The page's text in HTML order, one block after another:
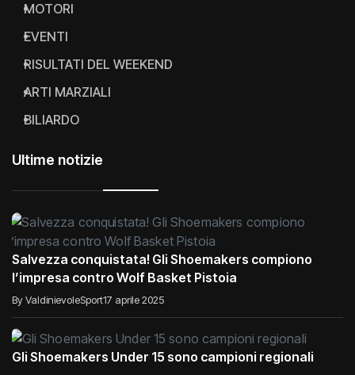
MOTORI
EVENTI
RISULTATI DEL WEEKEND
ARTI MARZIALI
BILIARDO
Ultime notizie
Salvezza conquistata! Gli Shoemakers compiono
l’impresa contro Wolf Basket Pistoia
By ValdinievoleSport17 aprile 2025
Gli Shoemakers Under 15 sono campioni regionali